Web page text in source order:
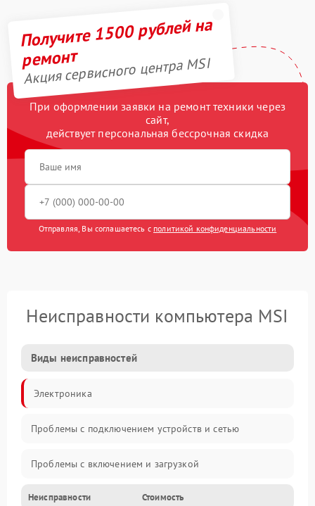
Получите 1500 рублей на
ремонт
Акция сервисного центра MSI
При оформлении заявки на ремонт техники через
сайт,
действует персональная бессрочная скидка
Отправляя, Вы соглашаетесь с политикой конфиденциальности
Неисправности компьютера MSI
Виды неисправностей
Электроника
Проблемы с подключением устройств и сетью
Проблемы с включением и загрузкой
Проблемы с изображением и монитором
Неисправности Стоимость